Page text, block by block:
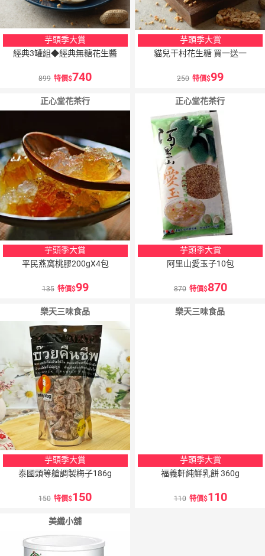
芋頭季大賞
經典3罐組◆經典無糖花生醬
899 特價 740
芋頭季大賞
貓兒干村花生糖 買一送一
250 特價 99
正心堂花茶行
芋頭季大賞
平民燕窩桃膠200gX4包
135 特價 99
正心堂花茶行
芋頭季大賞
阿里山愛玉子10包
870 特價 870
樂天三味食品
芋頭季大賞
泰國頭等艙調製梅子186g
150 特價 150
樂天三味食品
芋頭季大賞
福義軒純鮮乳餅 360g
110 特價 110
美纖小舖